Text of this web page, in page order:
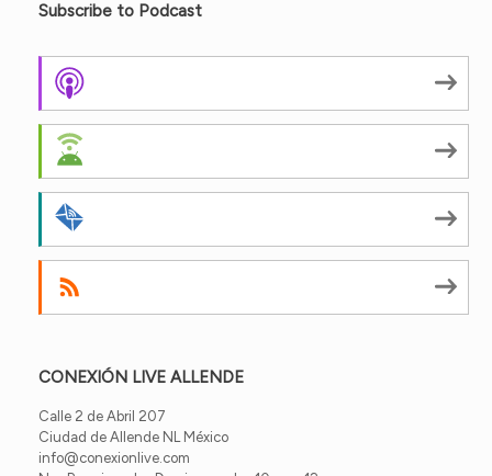
Subscribe to Podcast
CONEXIÓN LIVE ALLENDE
Calle 2 de Abril 207
Ciudad de Allende NL México
info@conexionlive.com